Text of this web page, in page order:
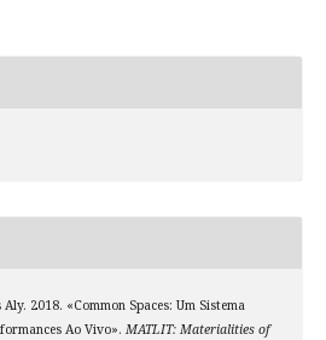
2018. «Common Spaces: Um Sistema
Ao Vivo». MATLIT: Materialities of